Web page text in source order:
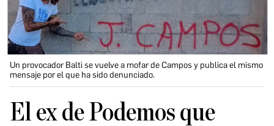
Un provocador Balti se vuelve a mofar de Campos y publica el mismo
mensaje por el que ha sido denunciado.
El ex de Podemos que